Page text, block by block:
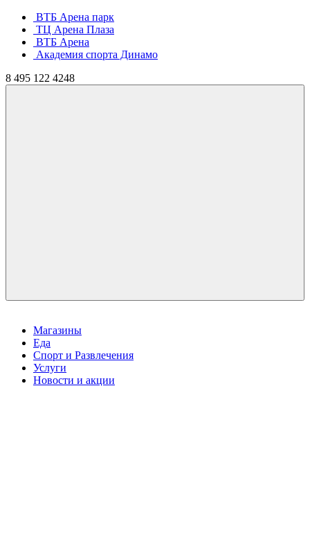
ВТБ Арена парк
ТЦ Арена Плаза
ВТБ Арена
Академия спорта Динамо
8 495 122 4248
Магазины
Еда
Спорт и Развлечения
Услуги
Новости и акции